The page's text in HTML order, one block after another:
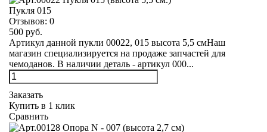
Пукля 015
Отзывов: 0
500 руб.
Артикул данной пукли 00022, 015 высота 5,5 смНаш
магазин специализируется на продаже запчастей для
чемоданов. В наличии деталь - артикул 000...
Заказать
Купить в 1 клик
Сравнить